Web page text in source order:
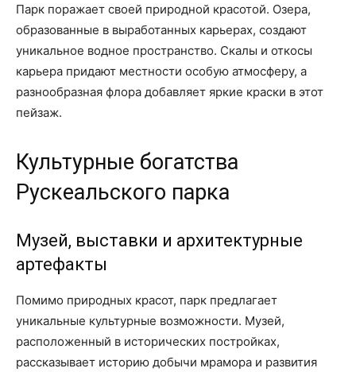
Парк поражает своей природной красотой. Озера,
образованные в выработанных карьерах, создают
уникальное водное пространство. Скалы и откосы
карьера придают местности особую атмосферу, а
разнообразная флора добавляет яркие краски в этот
пейзаж.
Культурные богатства
Рускеальского парка
Музей, выставки и архитектурные
артефакты
Помимо природных красот, парк предлагает
уникальные культурные возможности. Музей,
расположенный в исторических постройках,
рассказывает историю добычи мрамора и развития